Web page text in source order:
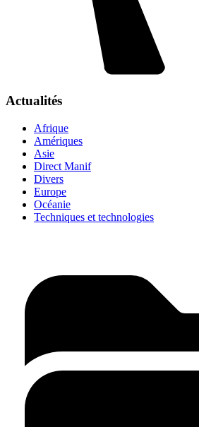
Actualités
Afrique
Amériques
Asie
Direct Manif
Divers
Europe
Océanie
Techniques et technologies